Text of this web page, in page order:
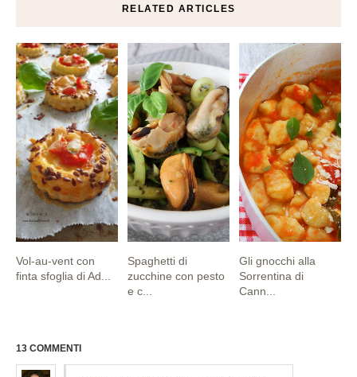
RELATED ARTICLES
Vol-au-vent con
finta sfoglia di Ad...
Spaghetti di
zucchine con pesto
e c...
Gli gnocchi alla
Sorrentina di
Cann...
13 COMMENTI